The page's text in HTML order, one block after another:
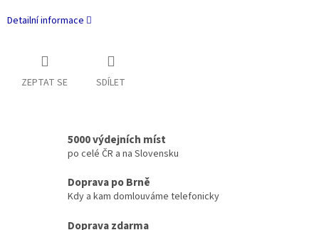
Detailní informace
ZEPTAT SE SDÍLET
5000 výdejních míst
po celé ČR a na Slovensku
Doprava po Brně
Kdy a kam domlouváme telefonicky
Doprava zdarma